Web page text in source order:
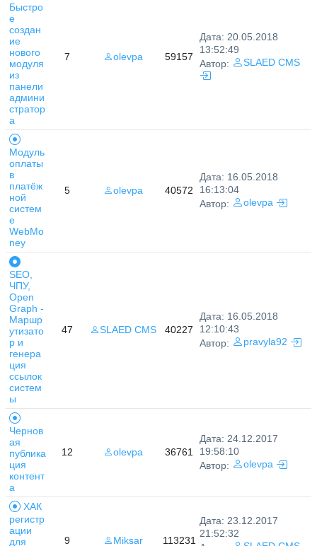
Быстро
е
создан
ие
нового
модуля
из
панели
админи
стратор
а
7 olevpa 59157
Дата: 20.05.2018
13:52:49
Автор:
SLAED CMS
Модуль
оплаты
в
платёж
ной
систем
е
WebMo
ney
5 olevpa 40572
Дата: 16.05.2018
16:13:04
Автор:
olevpa
SEO,
ЧПУ,
Open
Graph -
Маршр
утизато
р и
генера
ция
ссылок
систем
ы
47 SLAED CMS 40227
Дата: 16.05.2018
12:10:43
Автор:
pravyla92
Чернов
ая
публика
ция
контент
а
12 olevpa 36761
Дата: 24.12.2017
19:58:10
Автор:
olevpa
ХАК
регистр
ации
для
9 Miksar 113231
Дата: 23.12.2017
21:52:32